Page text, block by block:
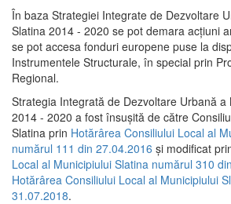
În baza Strategiei Integrate de Dezvoltare
Slatina 2014 - 2020 se pot demara acţiuni
se pot accesa fonduri europene puse la
Instrumentele Structurale, în special prin
Regional.
Strategia Integrată de Dezvoltare Urbană a
2014 - 2020 a fost însuşită de către
Slatina prin Hotărârea Consiliului Local al
numărul 111 din 27.04.2016 și modificat
Local al Municipiului Slatina numărul 310
Hotărârea Consiliului Local al Municipiului
31.07.2018.